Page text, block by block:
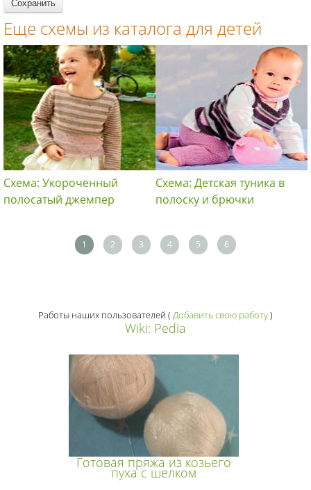
Еще схемы из каталога для детей
Схема: Укороченный
полосатый джемпер
Схема: Детская туника в
полоску и брючки
1 2 3 4 5 6
Работы наших пользователей ( Добавить свою работу)
Wiki: Pedia
Готовая пряжа из козьего
пуха с шелком